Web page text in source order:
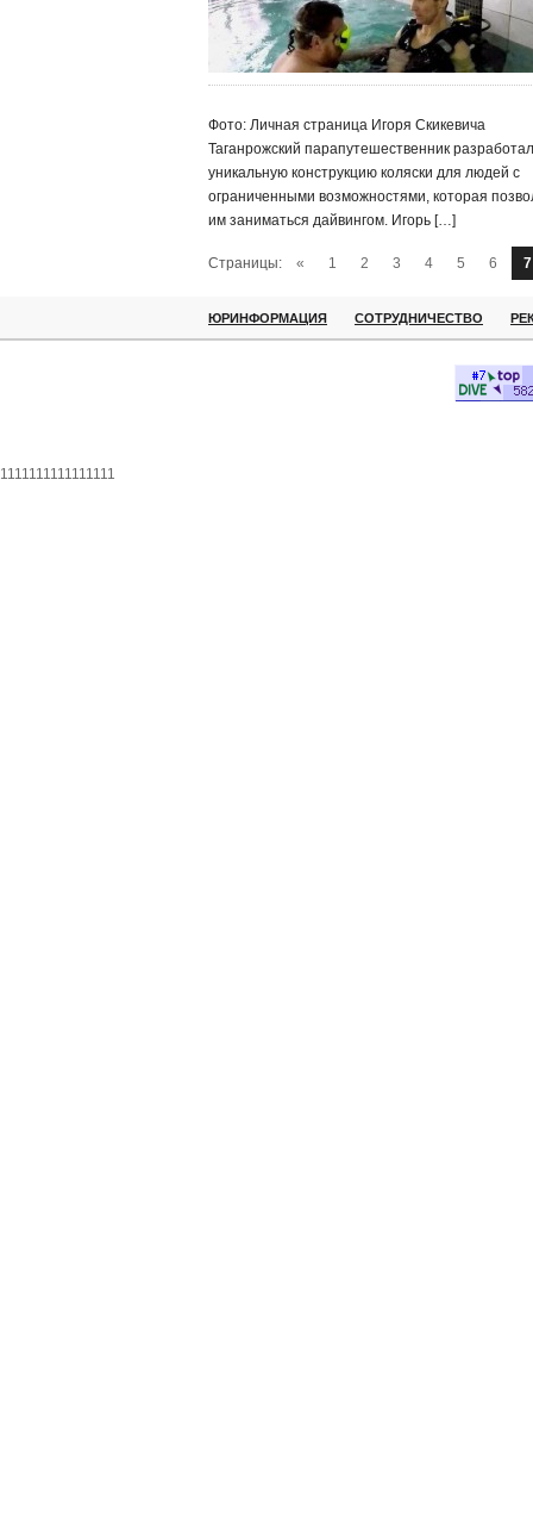
Фото: Личная страница Игоря Скикевича
Таганрожский парапутешественник разработал
уникальную конструкцию коляски для людей с
ограниченными возможностями, которая
им заниматься дайвингом. Игорь […]
Страницы: « 1 2 3 4 5 6 7
ЮРИНФОРМАЦИЯ СОТРУДНИЧЕСТВО
1111111111111111